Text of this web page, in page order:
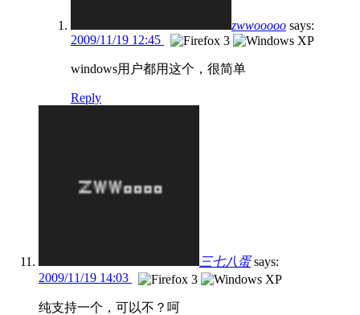
zwwooooo says:
2009/11/19 12:45
windows用户都用这个，很简单
Reply
三七八蛋 says:
2009/11/19 14:03
纯支持一个，可以不？呵